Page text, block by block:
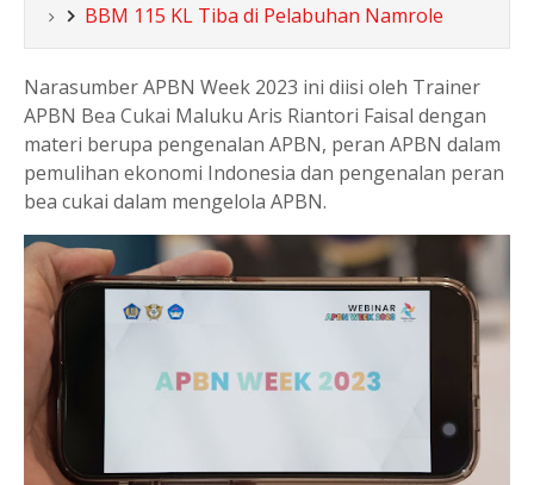
BBM 115 KL Tiba di Pelabuhan Namrole
Narasumber APBN Week 2023 ini diisi oleh Trainer
APBN Bea Cukai Maluku Aris Riantori Faisal dengan
materi berupa pengenalan APBN, peran APBN dalam
pemulihan ekonomi Indonesia dan pengenalan peran
bea cukai dalam mengelola APBN.